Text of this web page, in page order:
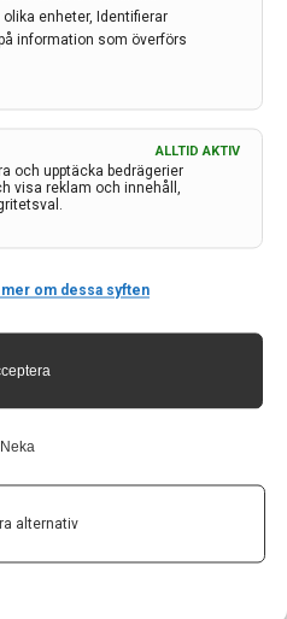
olika enheter, Identifierar
information som överförs
och upptäcka bedrägerier
visa reklam och innehåll,
ALLTID AKTIV
mer om dessa syften
Neka
alternativ
samt
Och, inte
så att man…
migränmedicinen